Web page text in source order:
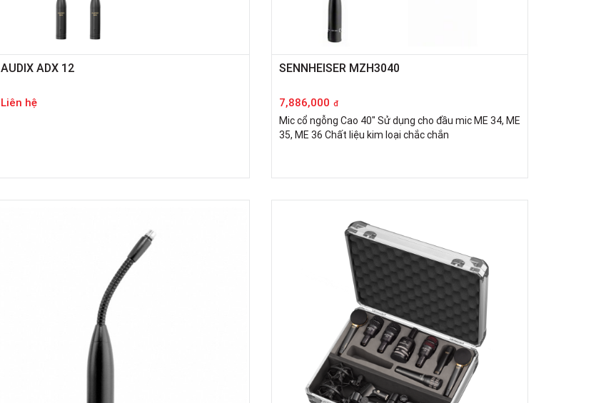
AUDIX ADX 12
Liên hệ
SENNHEISER MZH3040
7,886,000 đ
Mic cổ ngỗng Cao 40" Sử dụng cho đầu mic ME 34, ME
35, ME 36 Chất liệu kim loại chắc chắn